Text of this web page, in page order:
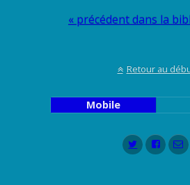
« précédent dans la
Retour au
Mobile